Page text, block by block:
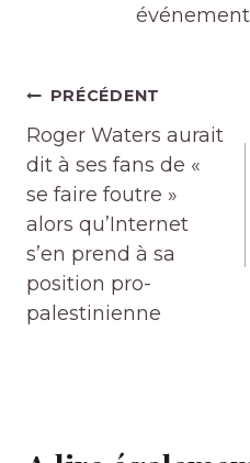
Navigation
de
l’article
PRÉCÉDENT
Roger Waters aurait
dit à ses fans de «
se faire foutre »
alors qu’Internet
s’en prend à sa
position pro-
palestinienne